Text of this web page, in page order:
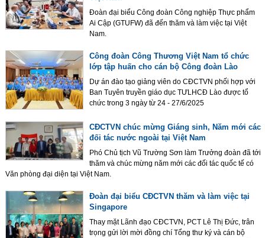
Đoàn đại biểu Công đoàn Công nghiệp Thực phẩm
Ai Cập (GTUFW) đã đến thăm và làm việc tại Việt
Nam.
Công đoàn Công Thương Việt Nam tổ chức
lớp tập huấn cho cán bộ Công đoàn Lào
Dự án đào tạo giảng viên do CĐCTVN phối hợp với
Ban Tuyên truyền giáo dục TƯLHCĐ Lào được tổ
chức trong 3 ngày từ 24 - 27/6/2025
CĐCTVN chúc mừng Giáng sinh, Năm mới các
đối tác nước ngoài tại Việt Nam
Phó Chủ tịch Vũ Trường Sơn làm Trưởng đoàn đã tới
thăm và chúc mừng năm mới các đối tác quốc tế có
Văn phòng đại diện tại Việt Nam.
Đoàn đại biểu CĐCTVN thăm và làm việc tại
Singapore
Thay mặt Lãnh đạo CĐCTVN, PCT Lê Thị Đức, trân
trọng gửi lời mời đồng chí Tổng thư ký và cán bộ